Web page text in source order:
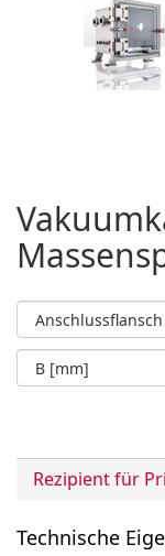
Rezipient für
Technische